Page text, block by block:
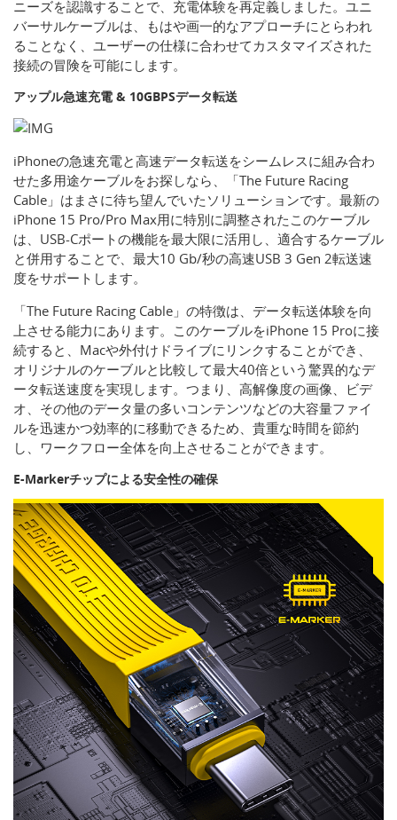
ニーズを認識することで、充電体験を再定義しました。ユニ
バーサルケーブルは、もはや画一的なアプローチにとらわれ
ることなく、ユーザーの仕様に合わせてカスタマイズされた
接続の冒険を可能にします。
アップル急速充電 & 10GBPSデータ転送
iPhoneの急速充電と高速データ転送をシームレスに組み合わ
せた多用途ケーブルをお探しなら、「The Future Racing
Cable」はまさに待ち望んでいたソリューションです。最新の
iPhone 15 Pro/Pro Max用に特別に調整されたこのケーブル
は、USB-Cポートの機能を最大限に活用し、適合するケーブル
と併用することで、最大10 Gb/秒の高速USB 3 Gen 2転送速
度をサポートします。
「The Future Racing Cable」の特徴は、データ転送体験を向
上させる能力にあります。このケーブルをiPhone 15 Proに接
続すると、Macや外付けドライブにリンクすることができ、
オリジナルのケーブルと比較して最大40倍という驚異的なデ
ータ転送速度を実現します。つまり、高解像度の画像、ビデ
オ、その他のデータ量の多いコンテンツなどの大容量ファイ
ルを迅速かつ効率的に移動できるため、貴重な時間を節約
し、ワークフロー全体を向上させることができます。
E-Markerチップによる安全性の確保